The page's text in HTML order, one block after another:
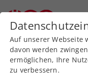
Zurück zur
ATP
Auf unserer Webseite
davon werden
ermöglichen, Ihre
zu verbessern.